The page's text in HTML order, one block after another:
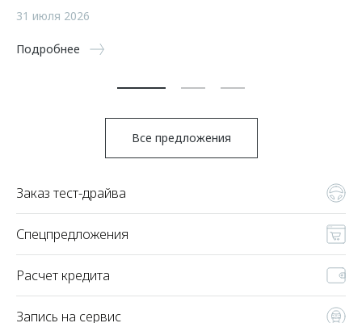
31 июля 2026
Подробнее
Все предложения
Заказ тест-драйва
Спецпредложения
Расчет кредита
Запись на сервис